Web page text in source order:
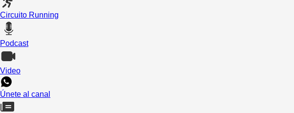
Circuito Running
Podcast
Video
Únete al canal